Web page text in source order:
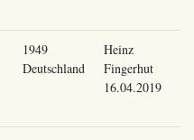
1949
Deutschland
Heinz
Fingerhut
16.04.2019